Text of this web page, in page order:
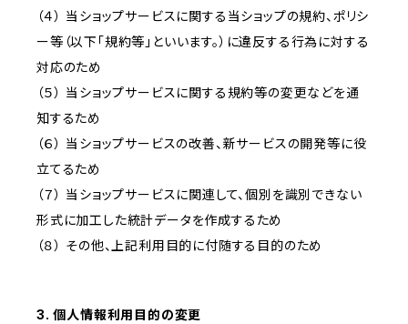
（４） 当ショップサービスに関する当ショップの規約、ポリシ
ー等（以下「規約等」といいます。）に違反する行為に対する
対応のため
（５） 当ショップサービスに関する規約等の変更などを通
知するため
（６） 当ショップサービスの改善、新サービスの開発等に役
立てるため
（７） 当ショップサービスに関連して、個別を識別できない
形式に加工した統計データを作成するため
（８） その他、上記利用目的に付随する目的のため
3. 個人情報利用目的の変更